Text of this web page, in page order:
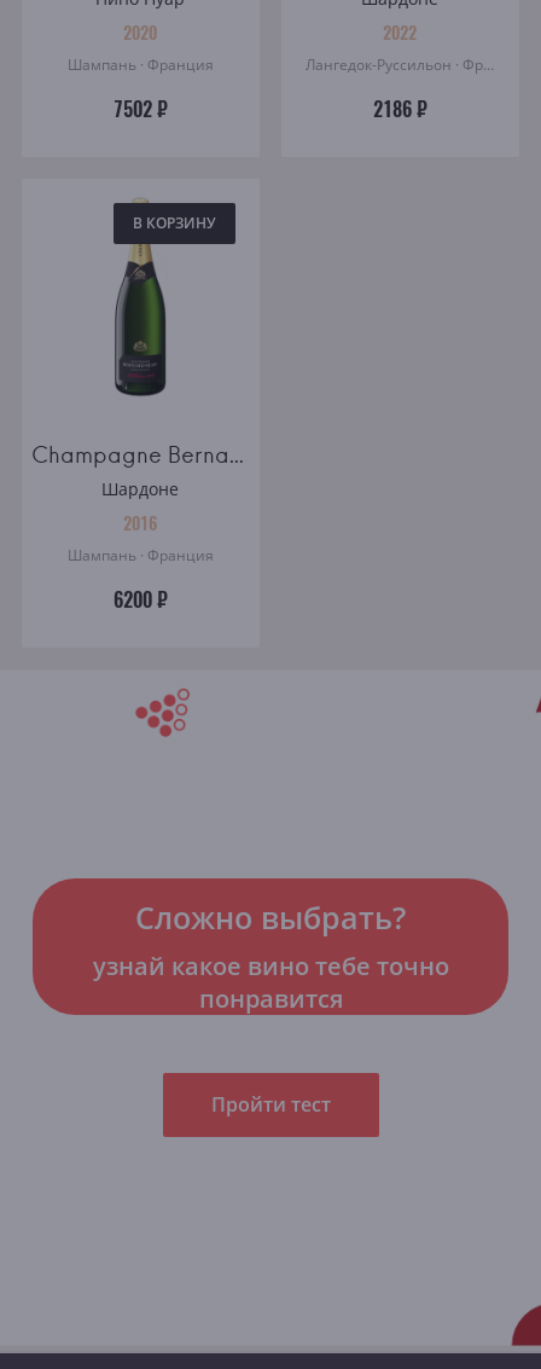
2020
Шампань · Франция
7502 ₽
2022
Лангедок-Руссильон · Франция
2186 ₽
В КОРЗИНУ
Champagne Bernard Remy Millesime brut
Шардоне
2016
Шампань · Франция
6200 ₽
Сложно выбрать?
узнай какое вино тебе точно
понравится
Пройти тест